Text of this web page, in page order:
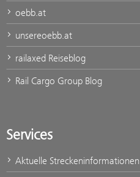
oebb.at
unsereoebb.at
railaxed Reiseblog
Rail Cargo Group Blog
Services
Aktuelle Streckeninformationen